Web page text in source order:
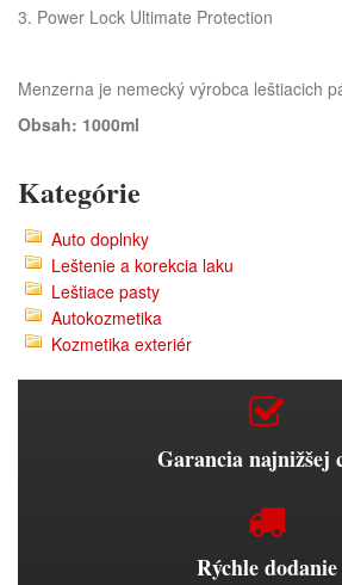
3. Power Lock Ultimate Protection
Menzerna je nemecký výrobca leštiacich
Obsah: 1000ml
Kategórie
Auto doplnky
Leštenie a korekcia laku
Leštiace pasty
Autokozmetika
Kozmetika exteriér
Garancia najnižšej
Rýchle dodanie